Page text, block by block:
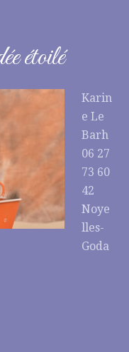
étoilé
Karin
e Le
Barh
06 27
73 60
42
Noye
lles-
Goda